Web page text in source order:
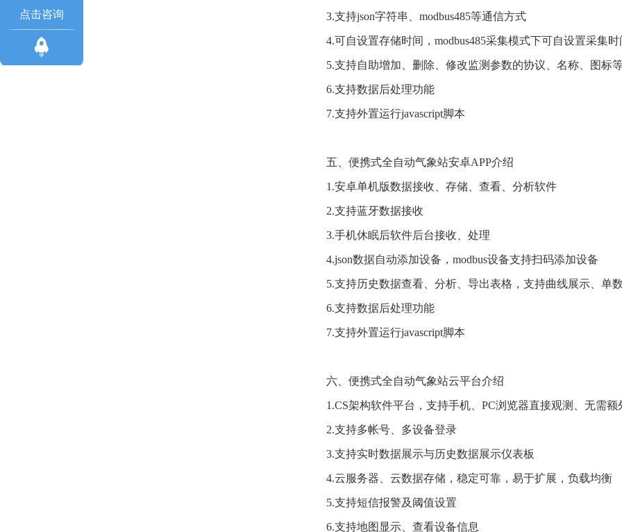
3.支持json字符串、modbus485等通信方式
4.可自设置存储时间，modbus485采集模式下可自设置采集时
5.支持自助增加、删除、修改监测参数的协议、名称、图标
6.支持数据后处理功能
7.支持外置运行javascript脚本
五、便携式全自动气象站安卓APP介绍
1.安卓单机版数据接收、存储、查看、分析软件
2.支持蓝牙数据接收
3.手机休眠后软件后台接收、处理
4.json数据自动添加设备，modbus设备支持扫码添加设备
5.支持历史数据查看、分析、导出表格，支持曲线展示、单
6.支持数据后处理功能
7.支持外置运行javascript脚本
六、便携式全自动气象站云平台介绍
1.CS架构软件平台，支持手机、PC浏览器直接观测、无需额
2.支持多帐号、多设备登录
3.支持实时数据展示与历史数据展示仪表板
4.云服务器、云数据存储，稳定可靠，易于扩展，负载均衡
5.支持短信报警及阈值设置
6.支持地图显示、查看设备信息
点击咨询